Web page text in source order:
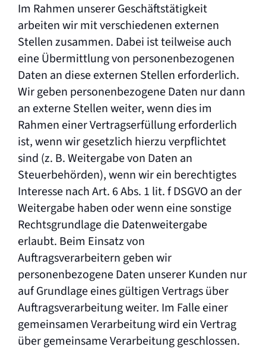
Im Rahmen unserer Geschäftstätigkeit
arbeiten wir mit verschiedenen externen
Stellen zusammen. Dabei ist teilweise auch
eine Übermittlung von personenbezogenen
Daten an diese externen Stellen erforderlich.
Wir geben personenbezogene Daten nur dann
an externe Stellen weiter, wenn dies im
Rahmen einer Vertragserfüllung erforderlich
ist, wenn wir gesetzlich hierzu verpflichtet
sind (z. B. Weitergabe von Daten an
Steuerbehörden), wenn wir ein berechtigtes
Interesse nach Art. 6 Abs. 1 lit. f DSGVO an der
Weitergabe haben oder wenn eine sonstige
Rechtsgrundlage die Datenweitergabe
erlaubt. Beim Einsatz von
Auftragsverarbeitern geben wir
personenbezogene Daten unserer Kunden nur
auf Grundlage eines gültigen Vertrags über
Auftragsverarbeitung weiter. Im Falle einer
gemeinsamen Verarbeitung wird ein Vertrag
über gemeinsame Verarbeitung geschlossen.